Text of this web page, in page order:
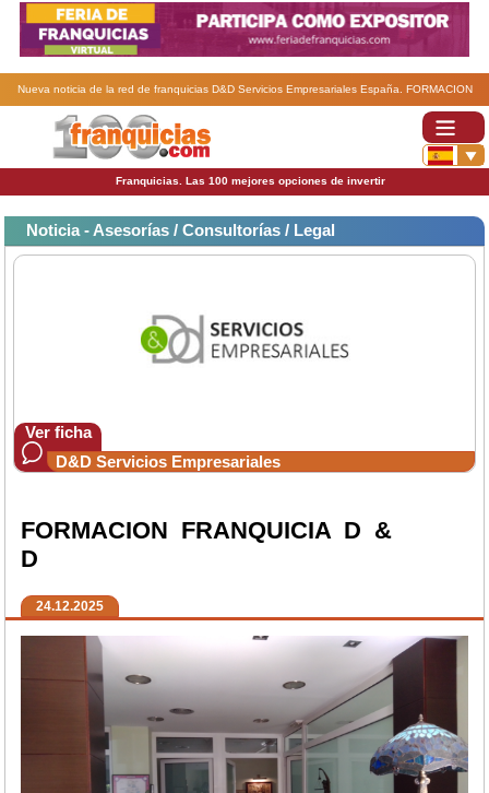
Nueva noticia de la red de franquicias D&D Servicios Empresariales España. FORMACION
Franquicias. Las 100 mejores opciones de invertir
Noticia - Asesorías / Consultorías / Legal
Ver ficha
D&D Servicios Empresariales
FORMACION FRANQUICIA D &
D
24.12.2025